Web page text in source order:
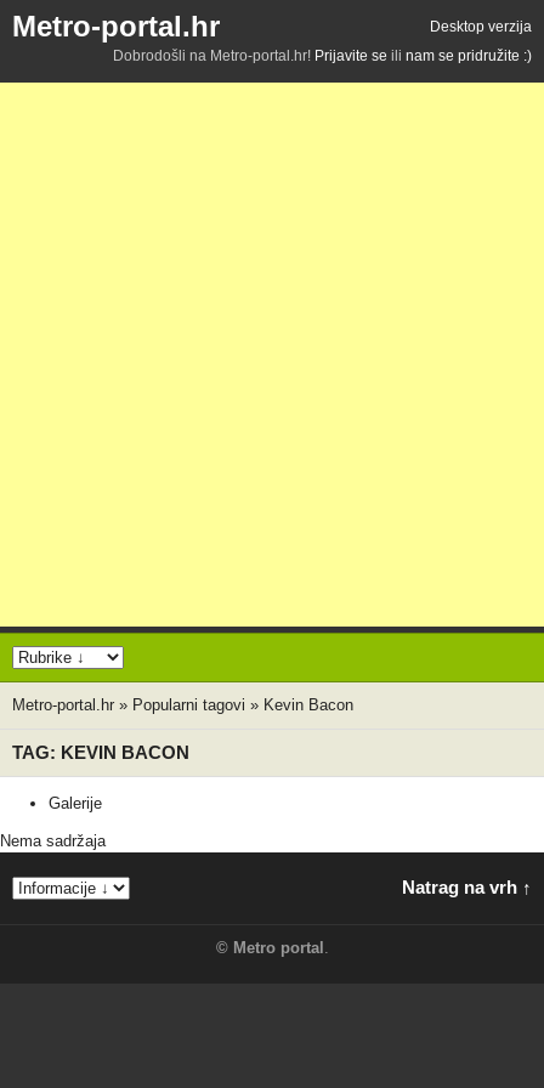
Metro-portal.hr
Desktop verzija
Dobrodošli na Metro-portal.hr! Prijavite se ili nam se pridružite :)
Metro-portal.hr » Popularni tagovi » Kevin Bacon
TAG: KEVIN BACON
Galerije
Nema sadržaja
Natrag na vrh ↑
© Metro portal .